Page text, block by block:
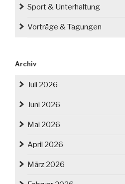
Sport & Unterhaltung
Vorträge & Tagungen
Archiv
Juli 2026
Juni 2026
Mai 2026
April 2026
März 2026